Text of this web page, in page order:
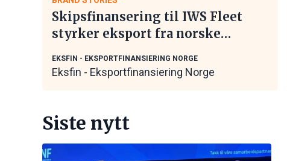
Skipsfinansering til IWS Fleet
styrker eksport fra norske
EKSFIN - EKSPORTFINANSIERING NORGE
Eksfin - Eksportfinansiering Norge
Siste nytt